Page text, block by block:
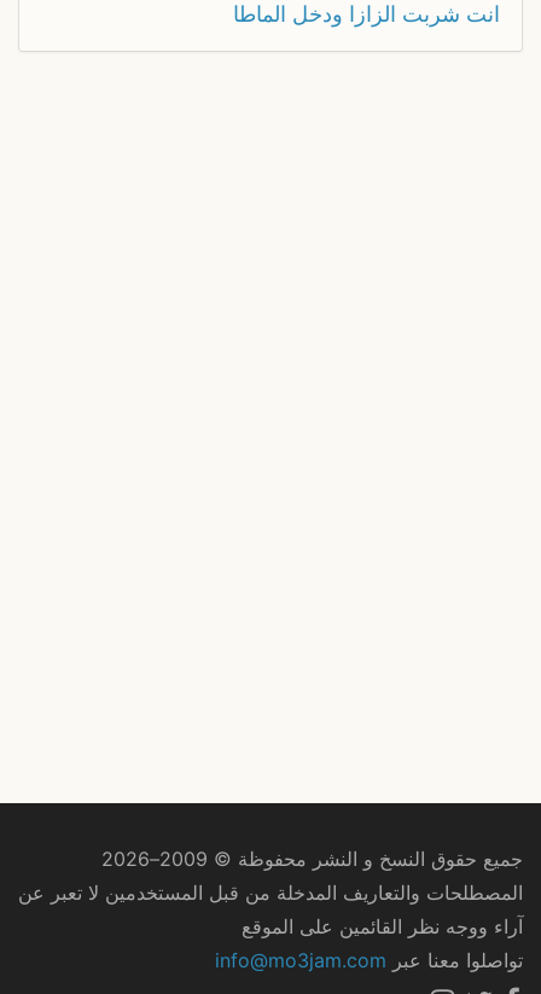
انت شربت الزازا ودخل الماطا
جميع حقوق النسخ و النشر محفوظة © 2009–2026
المصطلحات والتعاريف المدخلة من قبل المستخدمين لا تعبر عن
آراء ووجه نظر القائمين على الموقع
تواصلوا معنا عبر info@mo3jam.com